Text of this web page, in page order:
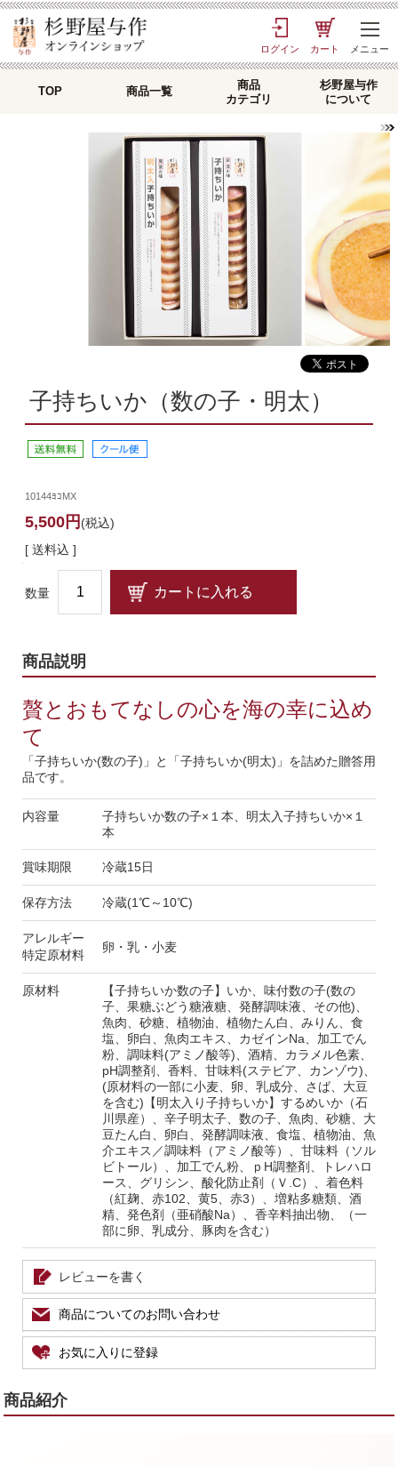
ログイン カート メニュー
TOP 商品一覧
商品
カテゴリ
杉野屋与作
について
子持ちいか（数の子・明太）
10144ﾖｺMX
5,500円 (税込)
[ 送料込 ]
数量
商品説明
贅とおもてなしの心を海の幸に込め
て
「子持ちいか(数の子)」と「子持ちいか(明太)」を詰めた贈答用
品です。
内容量
子持ちいか数の子×１本、明太入子持ちいか×１
本
賞味期限 冷蔵15日
保存方法 冷蔵(1℃～10℃)
アレルギー
特定原材料
卵・乳・小麦
原材料
【子持ちいか数の子】いか、味付数の子(数の
子、果糖ぶどう糖液糖、発酵調味液、その他)、
魚肉、砂糖、植物油、植物たん白、みりん、食
塩、卵白、魚肉エキス、カゼインNa、加工でん
粉、調味料(アミノ酸等)、酒精、カラメル色素、
pH調整剤、香料、甘味料(ステビア、カンゾウ)、
(原材料の一部に小麦、卵、乳成分、さば、大豆
を含む)【明太入り子持ちいか】するめいか（石
川県産）、辛子明太子、数の子、魚肉、砂糖、大
豆たん白、卵白、発酵調味液、食塩、植物油、魚
介エキス／調味料（アミノ酸等）、甘味料（ソル
ビトール）、加工でん粉、ｐH調整剤、トレハロ
ース、グリシン、酸化防止剤（Ｖ.C）、着色料
（紅麹、赤102、黄5、赤3）、増粘多糖類、酒
精、発色剤（亜硝酸Na）、香辛料抽出物、（一
部に卵、乳成分、豚肉を含む）
レビューを書く
商品についてのお問い合わせ
お気に入りに登録
商品紹介